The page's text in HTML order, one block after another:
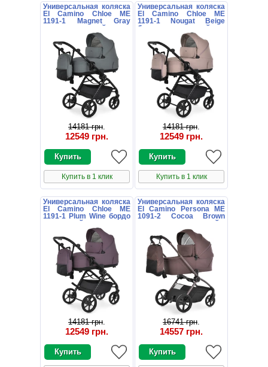
Универсальная коляска
El Camino Chloe ME
1191-1 Magnet Gray
серая с сумочкой
14181 грн.
12549 грн.
Купить в 1 клик
Универсальная коляска
El Camino Chloe ME
1191-1 Nougat Beige
бежевая с сумочкой
14181 грн.
12549 грн.
Купить в 1 клик
Универсальная коляска
El Camino Chloe ME
1191-1 Plum Wine бордо
с сумочкой
14181 грн.
12549 грн.
Универсальная коляска
El Camino Persona ME
1091-2 Cocoa Brown
коричневая с люлькой и
прогулочным блоком
16741 грн.
14557 грн.